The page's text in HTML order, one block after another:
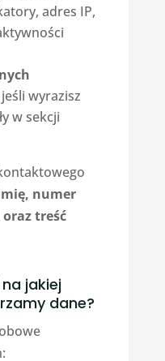
adres IP,
wyrazisz
w sekcji
numer
treść
jakiej
dane?